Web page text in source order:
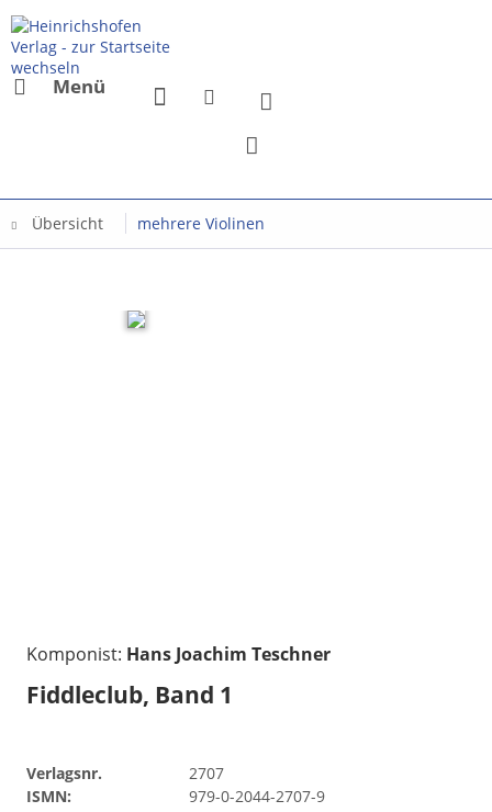
Menü
Übersicht mehrere Violinen
Komponist: Hans Joachim Teschner
Fiddleclub, Band 1
Verlagsnr.
2707
ISMN:
979-0-2044-2707-9